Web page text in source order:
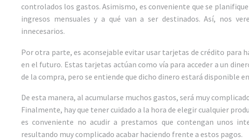
controlados los gastos. Asimismo, es conveniente que se
ingresos mensuales y a qué van a ser destinados. Así, nos
innecesarios.
Por otra parte, es aconsejable evitar usar tarjetas de crédito para
en el futuro. Estas tarjetas actúan como vía para acceder a un
de la compra, pero se entiende que dicho dinero estará disponible
De esta manera, al acumularse muchos gastos, será muy
Finalmente, hay que tener cuidado a la hora de elegir cualquier
es conveniente no acudir a prestamos que contengan unos
resultando muy complicado acabar haciendo frente a estos pagos.